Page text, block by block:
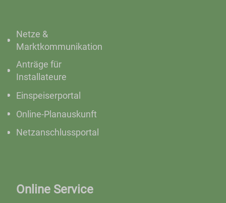
Netze &
Marktkommunikation
Anträge für
Installateure
Einspeiserportal
Online-Planauskunft
Netzanschlussportal
Online Service